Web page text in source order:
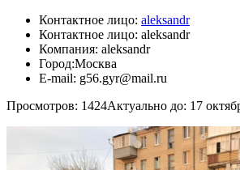
Контактное лицо: aleksandr
Контактное лицо: aleksandr
Компания: aleksandr
Город:Москва
E-mail: g56.gyr@mail.ru
Просмотров: 1424Актуально до: 17